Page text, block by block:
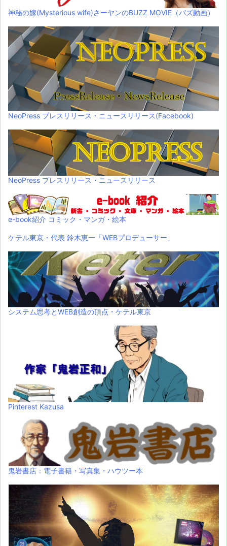
神秘の嫁(Mysterious wife)さーヤンのBUZZ MOVIE（バズ動画）
NeoPress プレスリリース・ニュースリリース(Facebook)
NeoPress プレスリリース・ニュースリリース
e-book紹介 コミック・マンガ・絵本
ケテル東京・代表 鈴木恵一「WEBプロデューサー」
システム思考とWEB創造の頂点・ケテル東京
Pinterest Kazusa
鬼岩書店：電子書籍・写真集・ハウツー本